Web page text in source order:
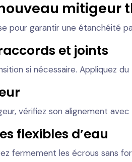
mitigeur
pour garantir une étanchéité
et joints
si nécessaire. Appliquez
vérifiez son alignement
flexibles d’eau
fermement les écrous sans